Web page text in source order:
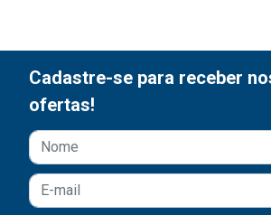
Cadastre-se para receber
ofertas!